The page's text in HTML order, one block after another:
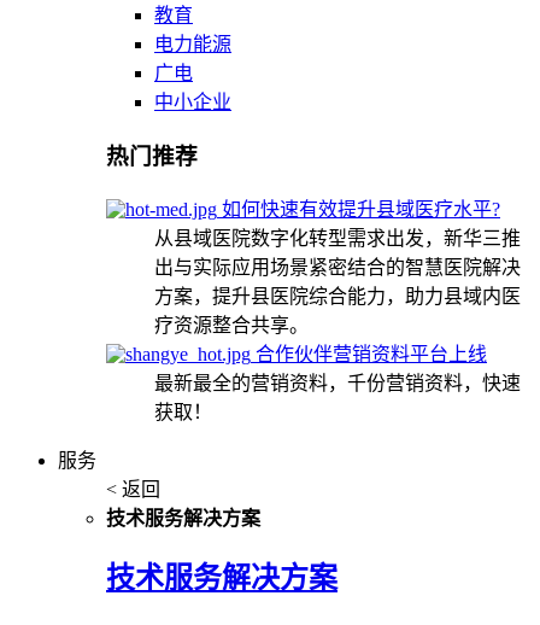
教育
电力能源
广电
中小企业
热门推荐
如何快速有效提升县域医疗水平?
从县域医院数字化转型需求出发，新华三推
出与实际应用场景紧密结合的智慧医院解决
方案，提升县医院综合能力，助力县域内医
疗资源整合共享。
合作伙伴营销资料平台上线
最新最全的营销资料，千份营销资料，快速
获取！
服务
< 返回
技术服务解决方案
技术服务解决方案